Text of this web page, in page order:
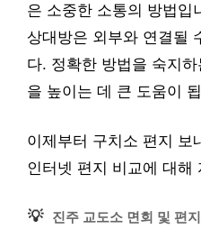
은 소중한 소통의 방법입
상대방은 외부와 연결될
다. 정확한 방법을 숙지
을 높이는 데 큰 도움이
이제부터 구치소 편지 보
인터넷 편지 비교에 대해
💡 진주 교도소 면회 및 편